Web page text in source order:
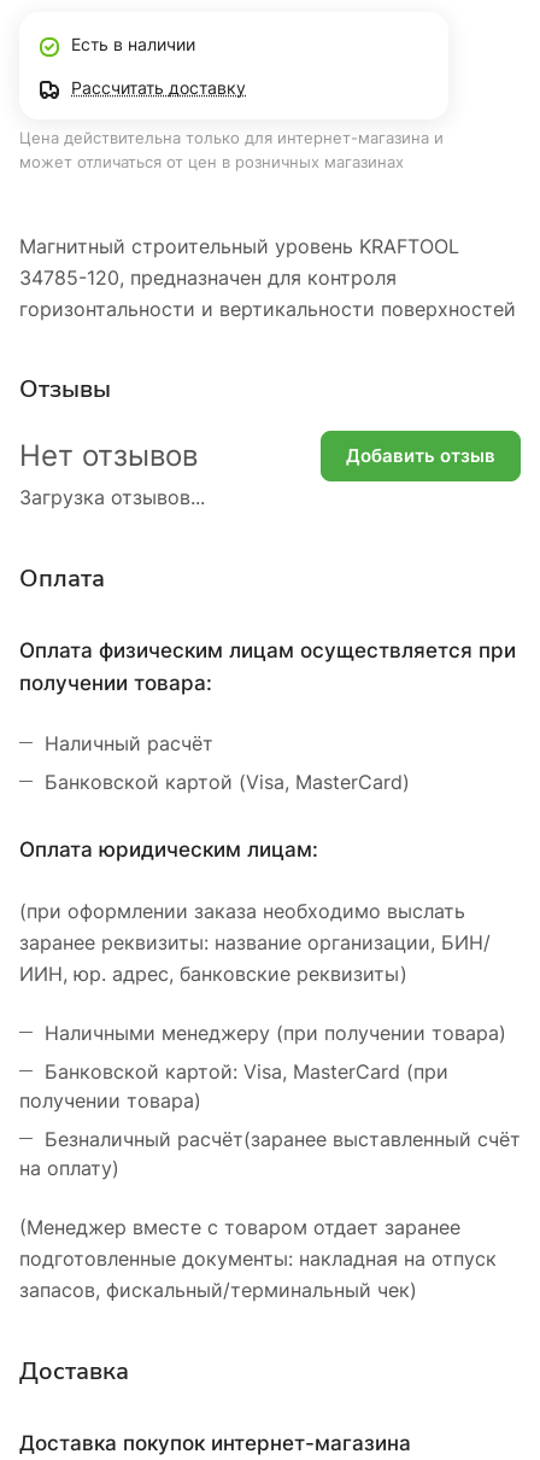
Есть в наличии
Рассчитать доставку
Цена действительна только для интернет-магазина и
может отличаться от цен в розничных магазинах
Магнитный строительный уровень KRAFTOOL
34785-120, предназначен для контроля
горизонтальности и вертикальности поверхностей
Отзывы
Загрузка отзывов...
Нет отзывов Добавить отзыв
Оплата
Оплата физическим лицам осуществляется при
получении товара:
Наличный расчёт
Банковской картой (Visa, MasterCard)
Оплата юридическим лицам:
(при оформлении заказа необходимо выслать
заранее реквизиты: название организации, БИН/
ИИН, юр. адрес, банковские реквизиты)
Наличными менеджеру (при получении товара)
Банковской картой: Visa, MasterCard (при
получении товара)
Безналичный расчёт(заранее выставленный счёт
на оплату)
(Менеджер вместе с товаром отдает заранее
подготовленные документы: накладная на отпуск
запасов, фискальный/терминальный чек)
Доставка
Доставка покупок интернет-магазина